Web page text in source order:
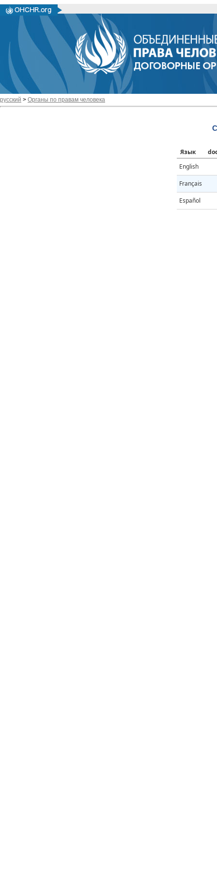
русский > Органы по правам человека
Язык
English
Français
Español